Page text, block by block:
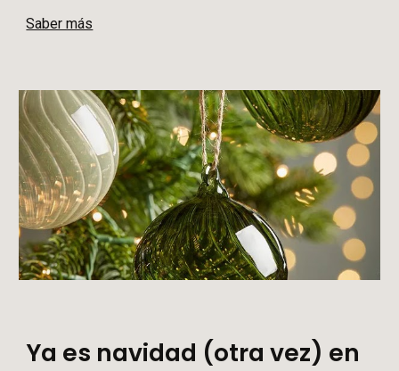
Saber más
Ya es navidad (otra vez) en